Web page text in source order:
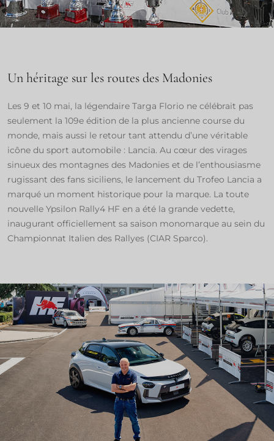
Un héritage sur les routes des Madonies
Les 9 et 10 mai, la légendaire Targa Florio ne célébrait pas
seulement la 109e édition de la plus ancienne course du
monde, mais aussi le retour tant attendu d’une véritable
icône du sport automobile : Lancia. Au cœur des virages
sinueux des montagnes des Madonies et de l’enthousiasme
rugissant des fans siciliens, le lancement du Trofeo Lancia a
marqué un moment historique pour la marque. La toute
nouvelle Ypsilon Rally4 HF en a été la grande vedette,
inaugurant officiellement sa saison monomarque au sein du
Championnat Italien des Rallyes (CIAR Sparco).